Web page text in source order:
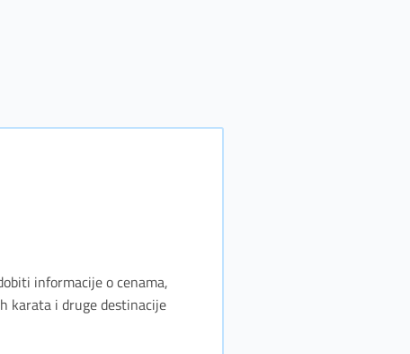
informacije o cenama,
karata i druge destinacije